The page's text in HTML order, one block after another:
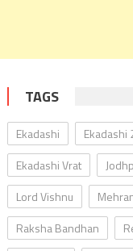
TAGS
Ekadashi Ekadashi
Ekadashi Vrat
Lord Vishnu
Raksha Bandhan